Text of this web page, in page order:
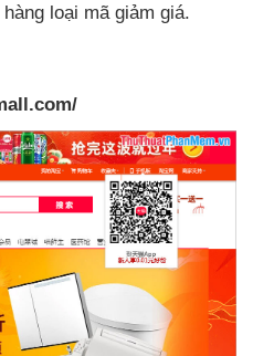
loại mã giảm giá.